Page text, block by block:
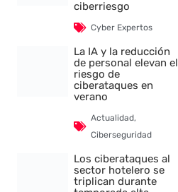
ciberriesgo
Cyber Expertos
La IA y la reducción
de personal elevan el
riesgo de
ciberataques en
verano
Actualidad,
Ciberseguridad
Los ciberataques al
sector hotelero se
triplican durante